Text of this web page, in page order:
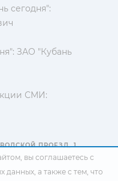
сегодня":
ЗАО "Кубань
СМИ:
ПРОЕЗД, 1
вы соглашаетесь с
данных, а также с тем, что